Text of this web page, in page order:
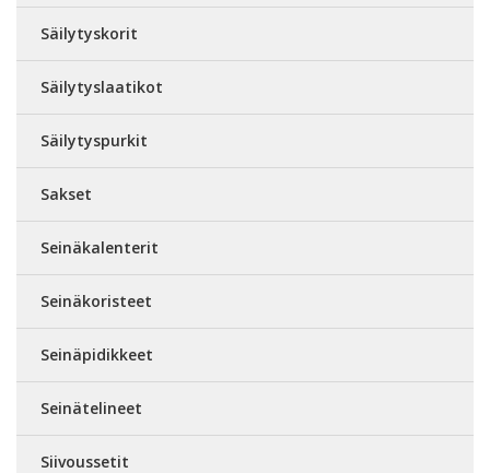
Säilytyskorit
Säilytyslaatikot
Säilytyspurkit
Sakset
Seinäkalenterit
Seinäkoristeet
Seinäpidikkeet
Seinätelineet
Siivoussetit